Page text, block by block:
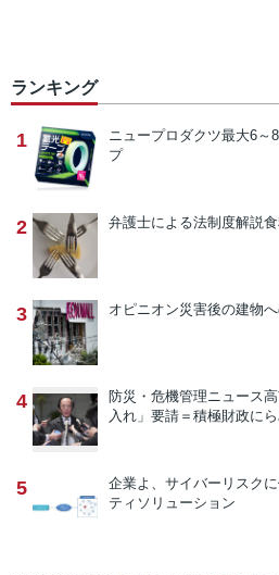
ランキング
1 ニュープロダクツ最大6～
プ
2 弁護士による法制度解説
3 オピニオン災害後の建物
4 防災・危機管理ニュース
入れ」要請＝積極財政に
5 企業よ、サイバーリスクに
ティソリューション